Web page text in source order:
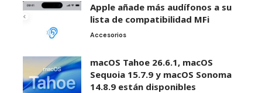
Apple añade más audífonos a su
lista de compatibilidad MFi
Accesorios
macOS Tahoe 26.6.1, macOS
Sequoia 15.7.9 y macOS Sonoma
14.8.9 están disponibles